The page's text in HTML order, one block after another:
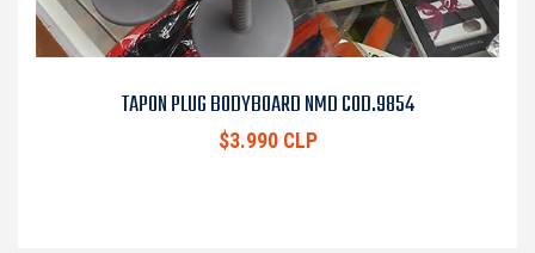
TAPON PLUG BODYBOARD NMD COD.9854
$3.990 CLP